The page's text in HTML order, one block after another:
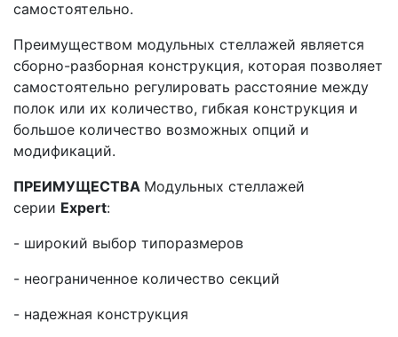
самостоятельно.
Преимуществом модульных стеллажей является
сборно-разборная конструкция, которая позволяет
самостоятельно регулировать расстояние между
полок или их количество, гибкая конструкция и
большое количество возможных опций и
модификаций.
ПРЕИМУЩЕСТВА Модульных стеллажей
серии Expert:
- широкий выбор типоразмеров
- неограниченное количество секций
- надежная конструкция